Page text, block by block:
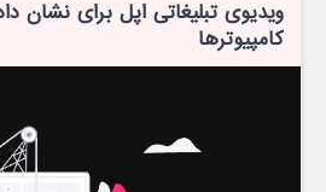
ویدیوی تبلیغاتی اپل برای نشان
کامپیوترها